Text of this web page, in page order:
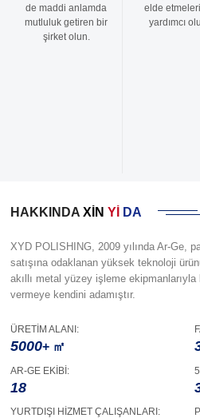
de maddi anlamda
mutluluk getiren bir
şirket olun.
elde
yardımcı
HAKKINDAXIN YI DA
XYD POLISHING, 2009 yılında Ar-Ge,
satışına odaklanan yüksek teknoloji
akıllı metal yüzey işleme
vermeye kendini adamıştır.
ÜRETİM ALANI:
5000+ ㎡
AR-GE EKİBİ:
18
YURTDIŞI HİZMET ÇALIŞANLARI: